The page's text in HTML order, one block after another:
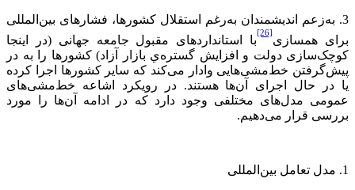
3. به‌زعم اندیشمندان به‌رغم استقلال کشورها، فشارهای بین‌المللی
برای همسازی
[26]
با استانداردهای مقبول جامعه جهانی (در اینجا
کوچک‌سازی دولت و افزایش گستره‌ي بازار آزاد) کشورها را به در
پیش‌گرفتن خط‌مشی‌هایی وادار می‌کند که سایر کشورها اجرا کرده
یا در حال اجرای آن‌ها هستند. در رویکرد اشاعه خط‌مشی‌های
عمومی مدل‌های مختلفی وجود دارد که در ادامه آن‌ها را مورد
بررسی قرار می‌دهیم.
1. مدل تعامل بین‌المللی